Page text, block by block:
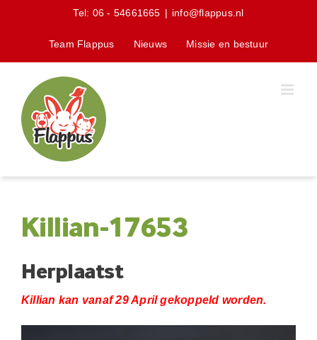
Tel: 06 - 54661665 | info@flappus.nl
Team Flappus Nieuws Missie en bestuur
Killian-17653
Herplaatst
Killian kan vanaf 29 April gekoppeld worden.